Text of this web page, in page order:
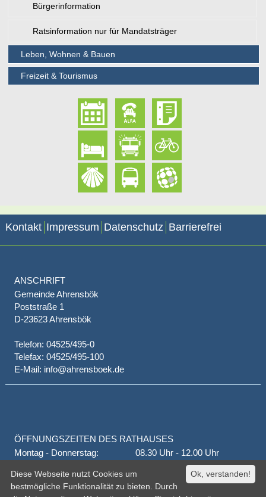
Bürgerinformation
Ratsinformation nur für Mandatsträger
Leben, Wohnen & Bauen
Freizeit & Tourismus
Kontakt Impressum Datenschutz Barrierefrei
ANSCHRIFT
Gemeinde Ahrensbök
Poststraße 1
D-23623 Ahrensbök
Telefon: 04525/495-0
Telefax: 04525/495-100
E-Mail: info@ahrensboek.de
ÖFFNUNGSZEITEN DES RATHAUSES
Montag - Donnerstag:
08.30 Uhr - 12.00 Uhr
14.00 Uhr - 18.00 Uhr
jeden 1. und 3. Montag
16.00 Uhr - 18.00 Uhr
Freitag
geschlossen
Ok, verstanden!
Diese Webseite nutzt Cookies um
bestmögliche Funktionalität zu bieten. Durch